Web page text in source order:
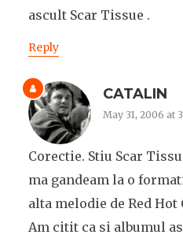
ascult Scar Tissue .
Reply
CATALIN
May 31, 2006 at
Corectie. Stiu Scar
ma gandeam la o
alta melodie de Red
Am citit ca si albumul